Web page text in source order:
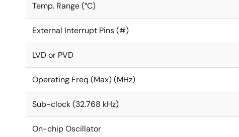
Temp. Range (°C)
External Interrupt Pins (#)
LVD or PVD
Operating Freq (Max) (MHz)
Sub-clock (32.768 kHz)
On-chip Oscillator